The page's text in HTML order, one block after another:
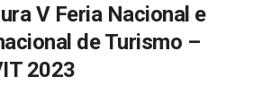
V Feria Nacional e
de Turismo –
2023